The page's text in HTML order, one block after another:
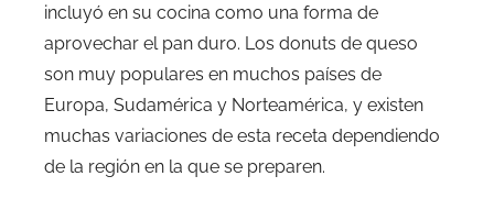
incluyó en su cocina como una forma de
aprovechar el pan duro. Los donuts de queso
son muy populares en muchos países de
Europa, Sudamérica y Norteamérica, y existen
muchas variaciones de esta receta dependiendo
de la región en la que se preparen.